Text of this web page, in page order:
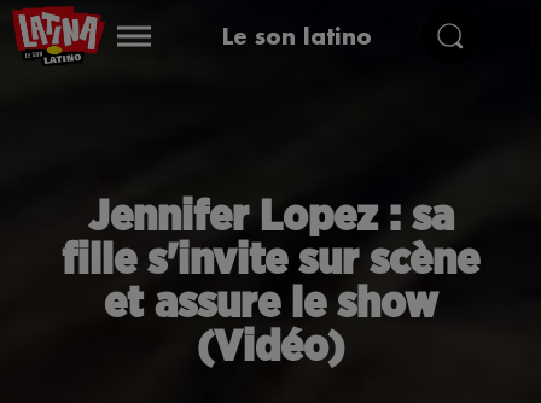
Le son latino
Jennifer Lopez : sa
fille s'invite sur scène
et assure le show
(Vidéo)